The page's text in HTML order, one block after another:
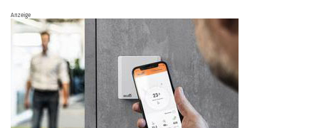
Anzeige